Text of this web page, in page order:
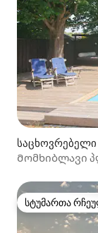
საცხოვრებელი
Მომხიბლავი
სტუმართა
სტუმართა